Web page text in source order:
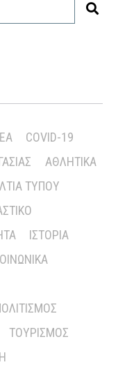
COVID-19
ΑΘΛΗΤΙΚΆ
ΤΎΠΟΥ
ΙΣΤΟΡΊΑ
ΤΟΥΡΙΣΜΌΣ